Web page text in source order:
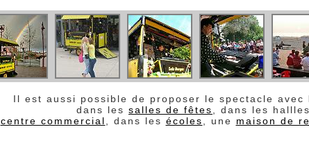
Il est aussi possible de proposer le spectacle
dans les salles de fêtes
, dans les
centre commercial , dans les écoles , une maison de